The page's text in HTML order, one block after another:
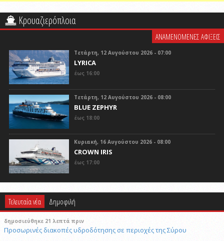
Κρουαζιερόπλοια
ΑΝΑΜΕΝΟΜΕΝΕΣ ΑΦΙΞΕΙΣ
Τετάρτη, 12 Αυγούστου 2026 - 07:00
LYRICA
έως 16:00
Τετάρτη, 12 Αυγούστου 2026 - 08:00
BLUE ZEPHYR
έως 18:00
Κυριακή, 16 Αυγούστου 2026 - 08:00
CROWN IRIS
έως 17:00
Τελευταία νέα Δημοφιλή
δημοσιεύθηκε 21 λεπτά πριν
Προσωρινές διακοπές υδροδότησης σε περιοχές της Σύρου